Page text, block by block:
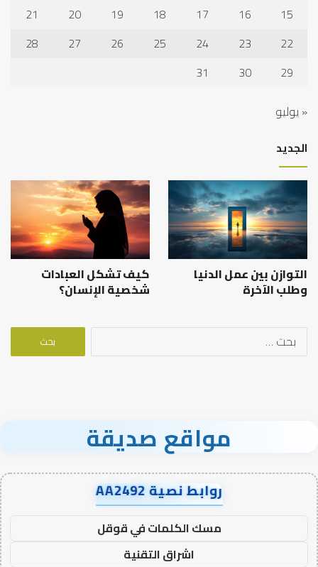
15
16
17
18
19
20
21
22
23
24
25
26
27
28
29
30
31
« يوليو
الجديد
التوازن بين عمل الدنيا
وطلب الآخرة
كيف تشكل العبادات
شخصية الإنسان؟
البحث
مواقع صديقة
روابط نصية AA2492
مسك الكلمات في قوقل
اشراق التقنية